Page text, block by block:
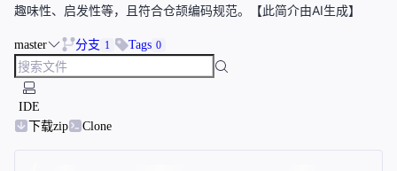
趣味性、启发性等，且符合仓颉编码规范。【此简介由AI生成】
master 分支 1 Tags 0
IDE
下载zip
Clone